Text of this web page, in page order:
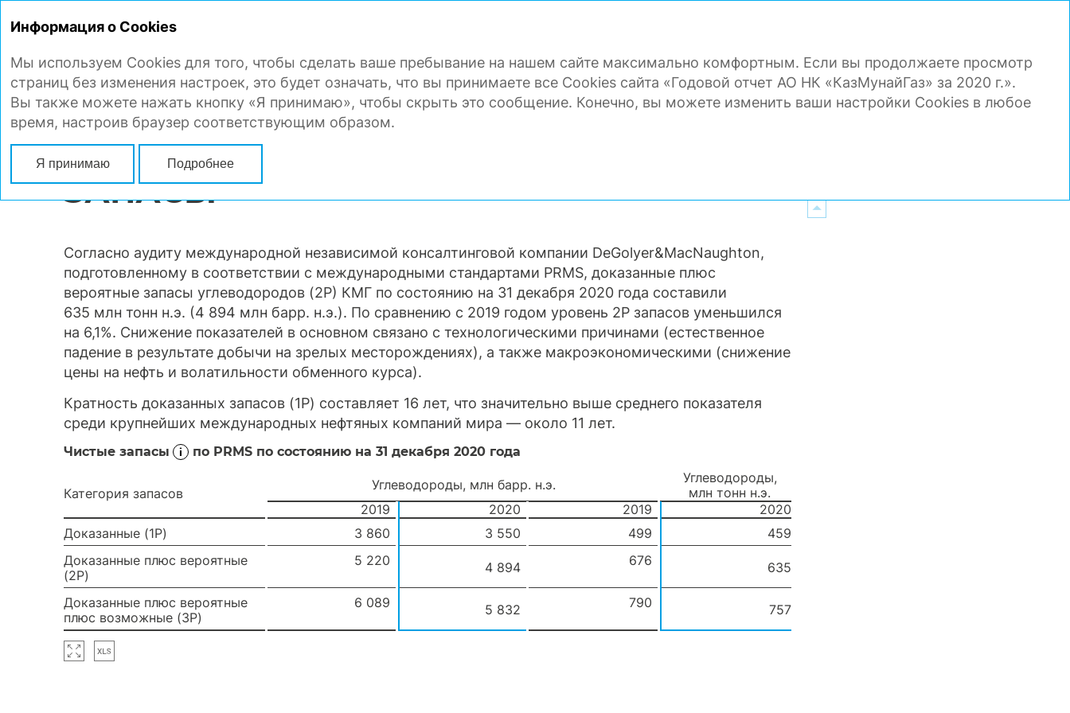
СТРАТЕГИЧЕСКИЙ ОТЧЕТ КОРПОРАТИВНОЕ УПРАВЛЕНИЕ ФИНАНСОВАЯ ОТЧЕТНОСТЬ ПРИЛОЖЕНИЯ
ЗАПАСЫ
Согласно аудиту международной независимой консалтинговой компании DeGolyer&MacNaughton,
подготовленному в соответствии с международными стандартами PRMS, доказанные плюс
вероятные запасы углеводородов (2P) КМГ по состоянию на 31 декабря 2020 года составили
635 млн тонн н.э. (4 894 млн барр. н.э.). По сравнению с 2019 годом уровень 2Р запасов уменьшился
на 6,1%. Снижение показателей в основном связано с технологическими причинами (естественное
падение в результате добычи на зрелых месторождениях), а также макроэкономическими (снижение
цены на нефть и волатильности обменного курса).
Кратность доказанных запасов (1P) составляет 16 лет, что значительно выше среднего показателя
среди крупнейших международных нефтяных компаний мира — около 11 лет.
Чистые запасы по PRMS по состоянию на 31 декабря 2020 года
Категория запасов
Углеводороды, млн барр. н.э.
Углеводороды,
млн тонн н.э.
2019
2020 2019
2020
Доказанные (1P)
3 860 3 550 499
459
Доказанные плюс вероятные
(2P)
5 220 4 894 676 635
Доказанные плюс вероятные
плюс возможные (3P)
6 089 5 832 790 757
Информация о Cookies
Мы используем Cookies для того, чтобы сделать ваше пребывание на нашем сайте максимально комфортным. Если вы продолжаете просмотр
страниц без изменения настроек, это будет означать, что вы принимаете все Cookies сайта «Годовой отчет АО НК «КазМунайГаз» за 2020 г.».
Вы также можете нажать кнопку «Я принимаю», чтобы скрыть это сообщение. Конечно, вы можете изменить ваши настройки Cookies в любое
время, настроив браузер соответствующим образом.
Я принимаю Подробнее